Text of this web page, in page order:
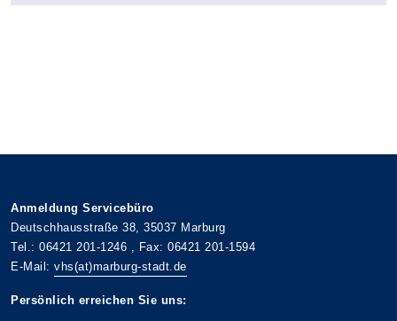
Anmeldung Servicebüro
Deutschhausstraße 38, 35037 Marburg
Tel.: 06421 201-1246 , Fax: 06421 201-1594
E-Mail: vhs(at)marburg-stadt.de
Persönlich erreichen Sie uns: